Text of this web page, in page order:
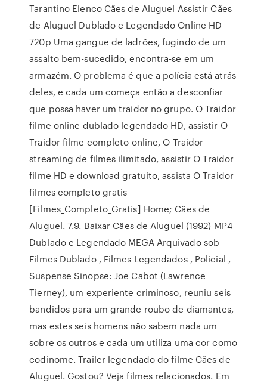
Tarantino Elenco Cães de Aluguel Assistir Cães
de Aluguel Dublado e Legendado Online HD
720p Uma gangue de ladrões, fugindo de um
assalto bem-sucedido, encontra-se em um
armazém. O problema é que a polícia está atrás
deles, e cada um começa então a desconfiar
que possa haver um traidor no grupo. O Traidor
filme online dublado legendado HD, assistir O
Traidor filme completo online, O Traidor
streaming de filmes ilimitado, assistir O Traidor
filme HD e download gratuito, assista O Traidor
filmes completo gratis
[Filmes_Completo_Gratis] Home; Cães de
Aluguel. 7.9. Baixar Cães de Aluguel (1992) MP4
Dublado e Legendado MEGA Arquivado sob
Filmes Dublado , Filmes Legendados , Policial ,
Suspense Sinopse: Joe Cabot (Lawrence
Tierney), um experiente criminoso, reuniu seis
bandidos para um grande roubo de diamantes,
mas estes seis homens não sabem nada um
sobre os outros e cada um utiliza uma cor como
codinome. Trailer legendado do filme Cães de
Aluguel. Gostou? Veja filmes relacionados. Em